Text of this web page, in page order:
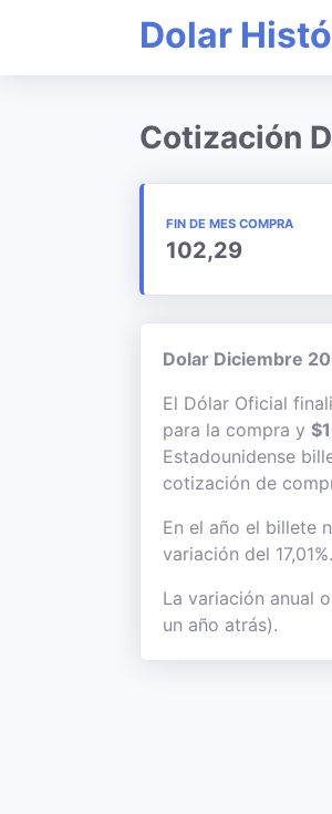
Dolar
Cotización
FIN DE MES COMPRA
102,29
Dolar Diciembre
El Dólar Oficial
para la compra y
Estadounidense
cotización de
En el año el billete
variación del 17,01%.
La variación anual
un año atrás).